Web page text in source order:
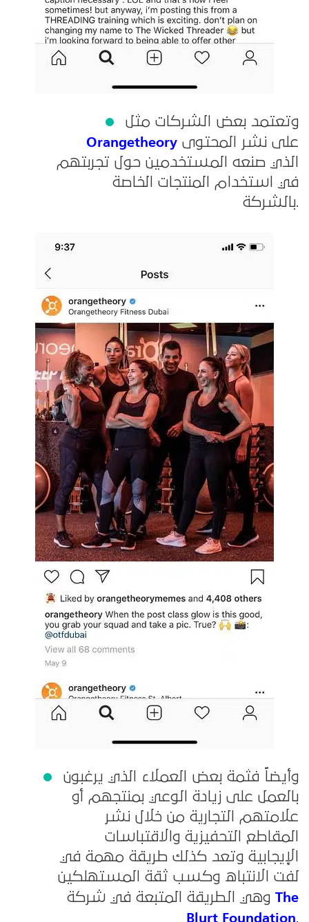
وتعتمد بعض الشركات مثل
Orangetheory
الذي صنعه المستخدمين حول تجربتهم
في استخدام المنتجات الخاصة
بالشركة.
وأيضاً فثمة بعض العملاء الذي يرغبون
بالعمل على زيادة الوعي بمنتجهم أو
علامتهم التجارية من خلال نشر
المقاطع التحفيزية والاقتباسات
الإيجابية وتعد كذلك طريقة مهمة في
لفت الانتباه وكسب ثقة المستهلكين
The
.